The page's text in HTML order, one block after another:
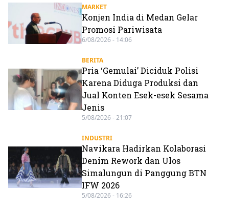
MARKET
Konjen India di Medan Gelar
Promosi Pariwisata
6/08/2026 - 14:06
BERITA
Pria ‘Gemulai’ Diciduk Polisi
Karena Diduga Produksi dan
Jual Konten Esek-esek Sesama
Jenis
5/08/2026 - 21:07
INDUSTRI
Navikara Hadirkan Kolaborasi
Denim Rework dan Ulos
Simalungun di Panggung BTN
IFW 2026
5/08/2026 - 16:26